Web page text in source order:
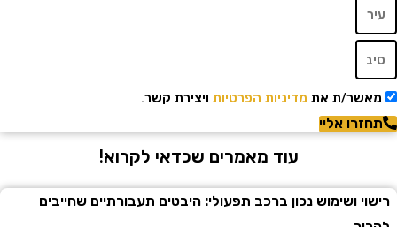
ת אתמדיניות הפרטיותויצירת קשר.
אליי
עוד מאמרים שכדאי לקרוא!
ושימוש נכון ברכב תפעולי: היבטים תעבורתיים שחייבים